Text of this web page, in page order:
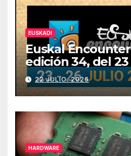
EUSKADI
Euskal
edición 34, del 23
julio
22 JULIO, 2026
HARDWARE